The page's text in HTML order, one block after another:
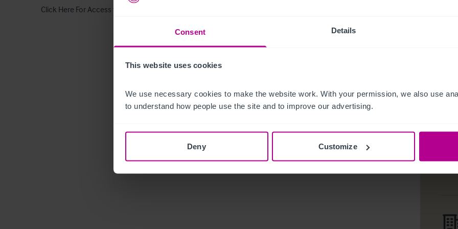
Consent Details
This website uses cookies
We use necessary cookies to make the website work. With your permission, we also use
to understand how people use the site and to improve our advertising.
Deny Customize
Click Here For Access to the Data Room